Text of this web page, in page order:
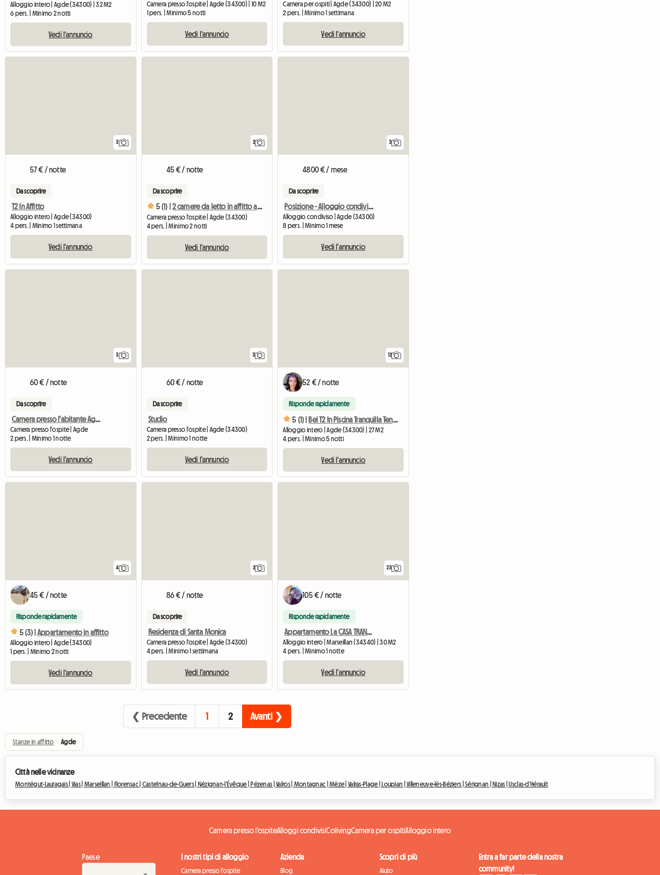
Alloggio intero | Agde (34300) | 32 M2
6 pers. | Minimo 2 notti
Vedi l'annuncio
Camera presso l'ospite | Agde (34300) | 10 M2
1 pers. | Minimo 5 notti
Vedi l'annuncio
Camera per ospiti | Agde (34300) | 20 M2
2 pers. | Minimo 1 settimana
Vedi l'annuncio
3
57 € / notte
Da scoprire
T2 In Affitto
Alloggio intero | Agde (34300)
4 pers. | Minimo 1 settimana
Vedi l'annuncio
2
45 € / notte
Da scoprire
5 (1) | 2 camere da letto in affitto a Agde
Camera presso l'ospite | Agde (34300)
4 pers. | Minimo 2 notti
Vedi l'annuncio
3
4800 € / mese
Da scoprire
Posizione - Alloggio condiviso
Alloggio condiviso | Agde (34300)
8 pers. | Minimo 1 mese
Vedi l'annuncio
3
60 € / notte
Da scoprire
Camera presso l'abitante Agde
Camera presso l'ospite | Agde
2 pers. | Minimo 1 notte
Vedi l'annuncio
3
60 € / notte
Da scoprire
Studio
Camera presso l'ospite | Agde (34300)
2 pers. | Minimo 1 notte
Vedi l'annuncio
12
52 € / notte
Risponde rapidamente
5 (1) | Bel T2 In Piscina Tranquilla Tennis Vicino Al Mare Splendida Vista Sul Golf
Alloggio intero | Agde (34300) | 27 M2
4 pers. | Minimo 5 notti
Vedi l'annuncio
4
45 € / notte
Risponde rapidamente
5 (3) | Appartamento in affitto
Alloggio intero | Agde (34300)
1 pers. | Minimo 2 notti
Vedi l'annuncio
2
86 € / notte
Da scoprire
Residenza di Santa Monica
Camera presso l'ospite | Agde (34300)
4 pers. | Minimo 1 settimana
Vedi l'annuncio
23
105 € / notte
Risponde rapidamente
Appartamento La CASA TRANQUILIA Monolocale 30 M2 G
Alloggio intero | Marseillan (34340) | 30 M2
4 pers. | Minimo 1 notte
Vedi l'annuncio
❮ Precedente 1 2 Avanti ❯
Stanze in affitto › Agde
Città nelle vicinanze
Montégut-Lauragais | Vias | Marseillan | Florensac | Castelnau-de-Guers | Nézignan-l'Évêque | Pézenas |Valros | Montagnac |Mèze |Valras-Plage | Loupian |Villeneuve-lès-Béziers |Sérignan | Nizas |Usclas-d'Hérault
Camera presso l'ospiteAlloggi condivisiColivingCamera per ospitiAlloggio intero
Paese I nostri tipi di alloggio
Camera presso l'ospite
Azienda
Blog
Scopri di più
Aiuto
Entra a far parte della nostra
community!